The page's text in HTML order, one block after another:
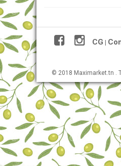
CG
© 2018 Maximarket.tn .